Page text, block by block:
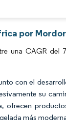
por
una CAGR del
con el
su
ofrecen
más